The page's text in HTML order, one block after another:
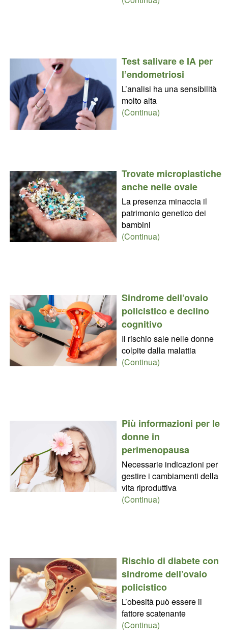
Test salivare e IA per
l’endometriosi
L’analisi ha una sensibilità
molto alta
(Continua)
Trovate microplastiche
anche nelle ovaie
La presenza minaccia il
patrimonio genetico dei
bambini
(Continua)
Sindrome dell’ovaio
policistico e declino
cognitivo
Il rischio sale nelle donne
colpite dalla malattia
(Continua)
Più informazioni per le
donne in
perimenopausa
Necessarie indicazioni per
gestire i cambiamenti della
vita riproduttiva
(Continua)
Rischio di diabete con
sindrome dell’ovaio
policistico
L’obesità può essere il
fattore scatenante
(Continua)